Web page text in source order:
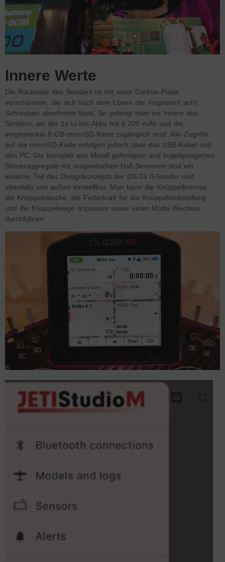
Innere Werte
Die Rückseite des Senders ist mit einer Carbon-Platte
verschlossen, die sich nach dem Lösen der insgesamt acht
Schrauben abnehmen lässt. So gelangt man ins Innere des
Senders, wo der 1s-Li-Ion-Akku mit 6.200 mAh und die
eingesteckte 8-GB-microSD-Karte zugänglich sind. Alle Zugriffe
auf die microSD-Karte erfolgen jedoch über das USB-Kabel und
den PC. Die komplett aus Metall gefertigten und kugelgelagerten
Steueraggregate mit magnetischen Hall-Sensoren sind ein
weiterer Teil des Designkonzepts der DS-24 II-Sender und
ebenfalls von außen einstellbar. Man kann die Knüppelbremse,
die Knüppelratsche, die Federkraft für die Knüppelrückstellung
und die Knüppelwege anpassen sowie einen Mode-Wechsel
durchführen.